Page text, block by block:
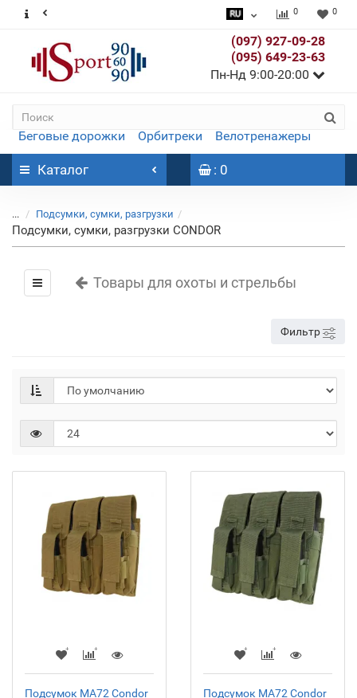
0 0
(097) 927-09-28
(095) 649-23-63
Пн-Нд 9:00-20:00
Беговые дорожки Орбитреки Велотренажеры
Каталог : 0
... Подсумки, сумки, разгрузки
Подсумки, сумки, разгрузки CONDOR
Товары для охоты и стрельбы
Фильтр
Подсумок MA72 Condor
Подсумок MA72 Condor